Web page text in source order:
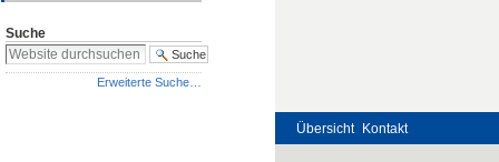
Suche
Erweiterte Suche…
Übersicht Kontakt